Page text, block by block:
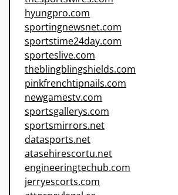
hyungpro.com
sportingnewsnet.com
sportstime24day.com
sporteslive.com
theblingblingshields.com
pinkfrenchtipnails.com
newgamestv.com
sportsgallerys.com
sportsmirrors.net
datasports.net
atasehirescortu.net
engineeringtechub.com
jerryescorts.com